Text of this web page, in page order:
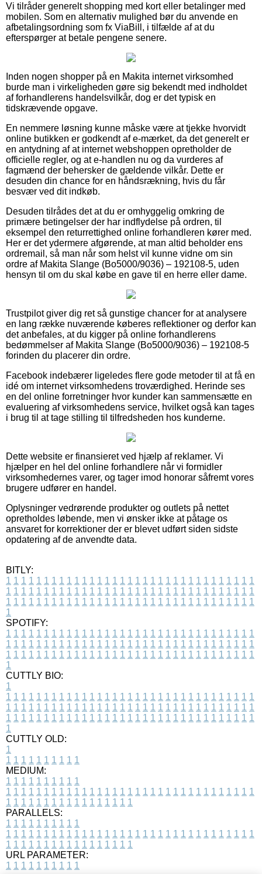
Vi tilråder generelt shopping med kort eller betalinger med
mobilen. Som en alternativ mulighed bør du anvende en
afbetalingsordning som fx ViaBill, i tilfælde af at du
efterspørger at betale pengene senere.
Inden nogen shopper på en Makita internet virksomhed
burde man i virkeligheden gøre sig bekendt med indholdet
af forhandlerens handelsvilkår, dog er det typisk en
tidskrævende opgave.
En nemmere løsning kunne måske være at tjekke hvorvidt
online butikken er godkendt af e-mærket, da det generelt er
en antydning af at internet webshoppen opretholder de
officielle regler, og at e-handlen nu og da vurderes af
fagmænd der behersker de gældende vilkår. Dette er
desuden din chance for en håndsrækning, hvis du får
besvær ved dit indkøb.
Desuden tilrådes det at du er omhyggelig omkring de
primære betingelser der har indflydelse på ordren, til
eksempel den returrettighed online forhandleren kører med.
Her er det ydermere afgørende, at man altid beholder ens
ordremail, så man når som helst vil kunne vidne om sin
ordre af Makita Slange (Bo5000/9036) – 192108-5, uden
hensyn til om du skal købe en gave til en herre eller dame.
Trustpilot giver dig ret så gunstige chancer for at analysere
en lang række nuværende køberes reflektioner og derfor kan
det anbefales, at du kigger på online forhandlerens
bedømmelser af Makita Slange (Bo5000/9036) – 192108-5
forinden du placerer din ordre.
Facebook indebærer ligeledes flere gode metoder til at få en
idé om internet virksomhedens troværdighed. Herinde ses
en del online forretninger hvor kunder kan sammensætte en
evaluering af virksomhedens service, hvilket også kan tages
i brug til at tage stilling til tilfredsheden hos kunderne.
Dette website er finansieret ved hjælp af reklamer. Vi
hjælper en hel del online forhandlere når vi formidler
virksomhedernes varer, og tager imod honorar såfremt vores
brugere udfører en handel.
Oplysninger vedrørende produkter og outlets på nettet
opretholdes løbende, men vi ønsker ikke at påtage os
ansvaret for korrektioner der er blevet udført siden sidste
opdatering af de anvendte data.
BITLY:
1 1 1 1 1 1 1 1 1 1 1 1 1 1 1 1 1 1 1 1 1 1 1 1 1 1 1 1 1 1 1 1 1
1 1 1 1 1 1 1 1 1 1 1 1 1 1 1 1 1 1 1 1 1 1 1 1 1 1 1 1 1 1 1 1 1
1 1 1 1 1 1 1 1 1 1 1 1 1 1 1 1 1 1 1 1 1 1 1 1 1 1 1 1 1 1 1 1 1
1
SPOTIFY:
1 1 1 1 1 1 1 1 1 1 1 1 1 1 1 1 1 1 1 1 1 1 1 1 1 1 1 1 1 1 1 1 1
1 1 1 1 1 1 1 1 1 1 1 1 1 1 1 1 1 1 1 1 1 1 1 1 1 1 1 1 1 1 1 1 1
1 1 1 1 1 1 1 1 1 1 1 1 1 1 1 1 1 1 1 1 1 1 1 1 1 1 1 1 1 1 1 1 1
1
CUTTLY BIO:
1
1 1 1 1 1 1 1 1 1 1 1 1 1 1 1 1 1 1 1 1 1 1 1 1 1 1 1 1 1 1 1 1 1
1 1 1 1 1 1 1 1 1 1 1 1 1 1 1 1 1 1 1 1 1 1 1 1 1 1 1 1 1 1 1 1 1
1 1 1 1 1 1 1 1 1 1 1 1 1 1 1 1 1 1 1 1 1 1 1 1 1 1 1 1 1 1 1 1 1
1
CUTTLY OLD:
1
1 1 1 1 1 1 1 1 1 1
MEDIUM:
1 1 1 1 1 1 1 1 1 1
1 1 1 1 1 1 1 1 1 1 1 1 1 1 1 1 1 1 1 1 1 1 1 1 1 1 1 1 1 1 1 1 1
1 1 1 1 1 1 1 1 1 1 1 1 1 1 1 1 1
PARALLELS:
1 1 1 1 1 1 1 1 1 1
1 1 1 1 1 1 1 1 1 1 1 1 1 1 1 1 1 1 1 1 1 1 1 1 1 1 1 1 1 1 1 1 1
1 1 1 1 1 1 1 1 1 1 1 1 1 1 1 1 1
URL PARAMETER:
1 1 1 1 1 1 1 1 1 1